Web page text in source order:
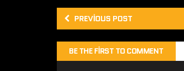
PREVIOUS POST
BE THE FIRST TO COMMENT